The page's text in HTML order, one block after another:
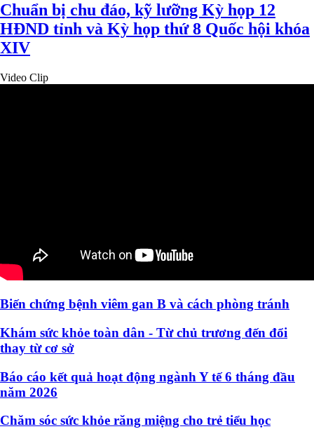
Chuẩn bị chu đáo, kỹ lưỡng Kỳ họp 12
HĐND tỉnh và Kỳ họp thứ 8 Quốc hội khóa
XIV
Video Clip
Biến chứng bệnh viêm gan B và cách phòng tránh
Khám sức khỏe toàn dân - Từ chủ trương đến đổi
thay từ cơ sở
Báo cáo kết quả hoạt động ngành Y tế 6 tháng đầu
năm 2026
Chăm sóc sức khỏe răng miệng cho trẻ tiểu học